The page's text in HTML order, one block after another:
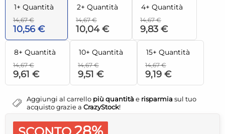
1+ Quantità
14,67 €
10,56 €
2+ Quantità
14,67 €
10,04 €
4+ Quantità
14,67 €
9,83 €
8+ Quantità
14,67 €
9,61 €
10+ Quantità
14,67 €
9,51 €
15+ Quantità
14,67 €
9,19 €
Aggiungi al carrello più quantità e risparmia sul tuo
acquisto grazie a CrazyStock!